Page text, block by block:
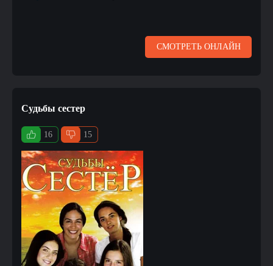
СМОТРЕТЬ ОНЛАЙН
Судьбы сестер
16 15